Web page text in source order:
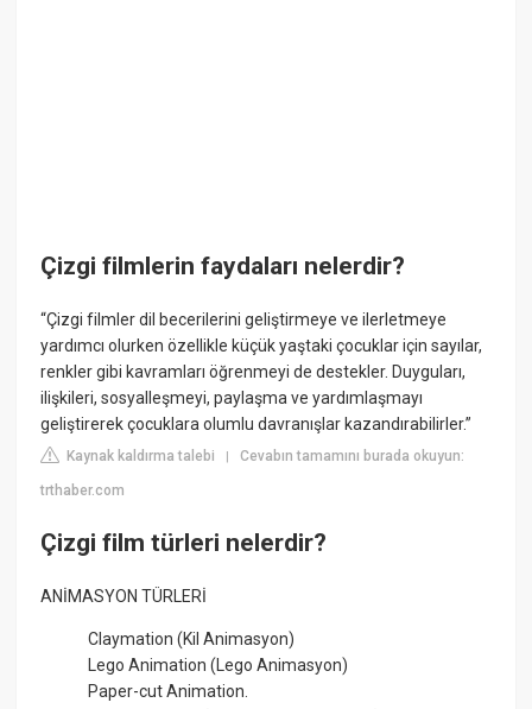
Çizgi filmlerin faydaları nelerdir?
“Çizgi filmler dil becerilerini geliştirmeye ve ilerletmeye
yardımcı olurken özellikle küçük yaştaki çocuklar için sayılar,
renkler gibi kavramları öğrenmeyi de destekler. Duyguları,
ilişkileri, sosyalleşmeyi, paylaşma ve yardımlaşmayı
geliştirerek çocuklara olumlu davranışlar kazandırabilirler.”
Kaynak kaldırma talebi |Cevabın tamamını burada okuyun:
trthaber.com
Çizgi film türleri nelerdir?
ANİMASYON TÜRLERİ
Claymation (Kil Animasyon)
Lego Animation (Lego Animasyon)
Paper-cut Animation.